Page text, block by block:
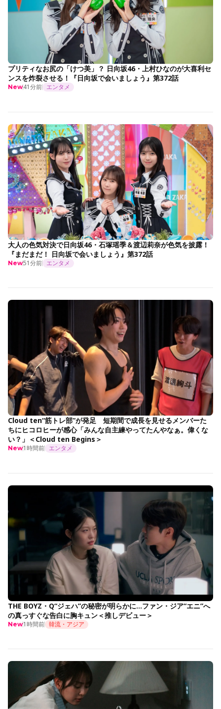
プリティなお尻の「けつ美」？ 日向坂46・上村ひなのが大喜利セ
ンスを炸裂させる！『日向坂で会いましょう』第372話
New41分前 エンタメ
大人の色気対決で日向坂46・石塚瑶季＆渡辺莉奈が色気を披露！
『まだまだ！ 日向坂で会いましょう』第372話
New51分前 エンタメ
Cloud ten“筋トレ部”が発足 短期間で成長を見せるメンバーた
ちにヒコロヒーが感心「みんな自主練やってたんやなぁ。偉くな
い？」＜Cloud ten Begins＞
New1時間前 エンタメ
THE BOYZ・Q“ジェハ”の秘密が明らかに…ファン・ジア“エニ”へ
の真っすぐな告白に胸キュン＜推しデビュー＞
New1時間前 韓流・アジア